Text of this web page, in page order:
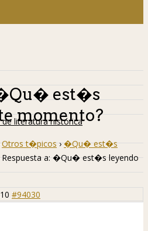
de literatura histórica
est�s
momento?
Otros t�picos › �Qu� est�s
Respuesta a: �Qu� est�s leyendo
#94030